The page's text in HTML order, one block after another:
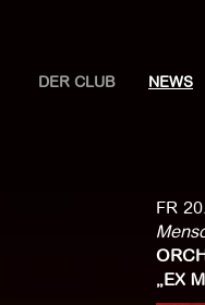
DER CLUB NEWS
FR
„EX